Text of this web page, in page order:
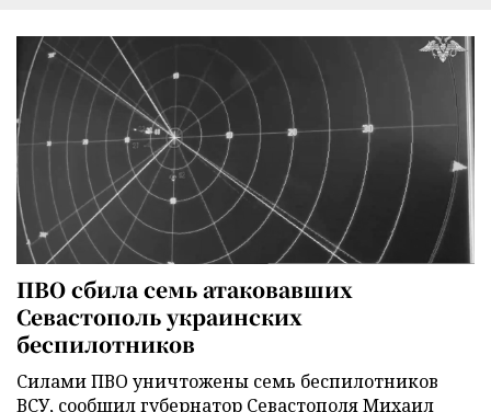
ПВО сбила семь атаковавших
Севастополь украинских
беспилотников
Силами ПВО уничтожены семь беспилотников
ВСУ, сообщил губернатор Севастополя Михаил